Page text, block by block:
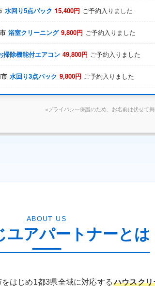
水回り5点パック 15,400円 ご予約入りました
浴室クリーニング 9,800円 ご予約入りました
掃除機能付エアコン 49,800円 ご予約入りました
水回り3点パック 9,800円 ご予約入りました
ンクリーニング完了しました
※プライバシー保護のため、お名前は伏せて
ABOUT US
ユアパートナーとは
はじめ1都3県全域に対応する ハウスク